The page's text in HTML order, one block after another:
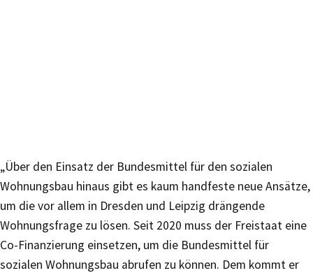
„Über den Einsatz der Bundesmittel für den sozialen
Wohnungsbau hinaus gibt es kaum handfeste neue Ansätze,
um die vor allem in Dresden und Leipzig drängende
Wohnungsfrage zu lösen. Seit 2020 muss der Freistaat eine
Co-Finanzierung einsetzen, um die Bundesmittel für
sozialen Wohnungsbau abrufen zu können. Dem kommt er